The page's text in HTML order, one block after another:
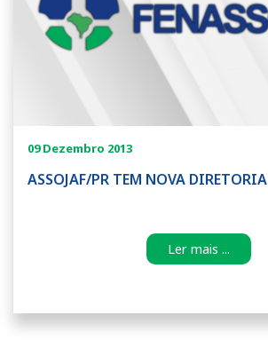
ASSOJAF/PR TEM NOVA DIRETORIA
09 Dezembro 2013
Ler mais ...